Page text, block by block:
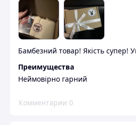
Бамбезний товар! Якість супер!
Преимущества
Неймовірно гарний
Комментарии 0